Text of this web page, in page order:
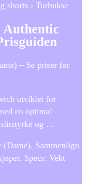
shorts › Turbukse
Authentic
– Se priser før
utviklet for
en optimal
slitstyrke og …
(Dame). Sammenlign
Specs: Vekt